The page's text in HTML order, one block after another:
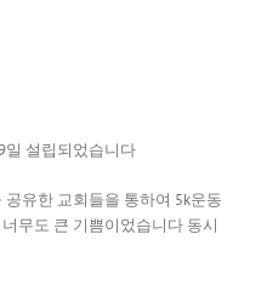
일 설립되었습니다
유한 교회들을 통하여 5k운동
무도 큰 기쁨이었습니다 동시